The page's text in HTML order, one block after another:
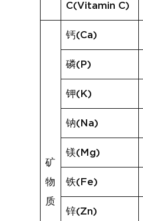
C(Vitamin C)
矿
物
质
钙(Ca)
磷(P)
钾(K)
钠(Na)
镁(Mg)
铁(Fe)
锌(Zn)